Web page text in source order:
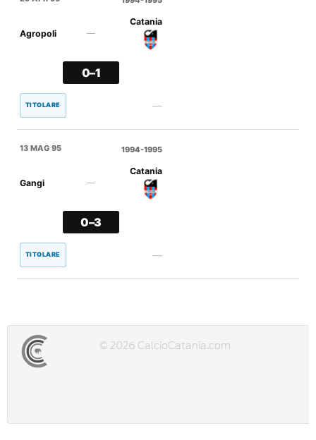
Agropoli —
Catania
0–1
TITOLARE —
13 MAG 95
Gangi —
Catania
0–3
TITOLARE —
1994-1995
© 2026 CalcioCatania.com